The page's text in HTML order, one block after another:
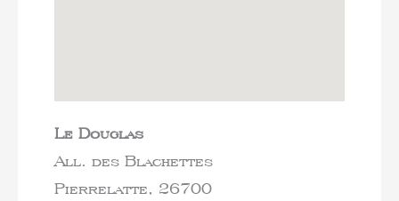
Le Douglas
All. des Blachettes
Pierrelatte, 26700